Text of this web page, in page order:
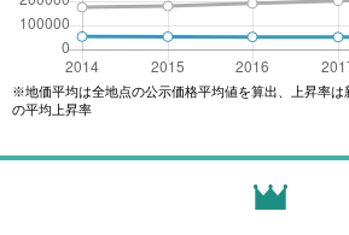
※地価平均は全地点の公示価格平均値を算出、上昇率は
の平均上昇率